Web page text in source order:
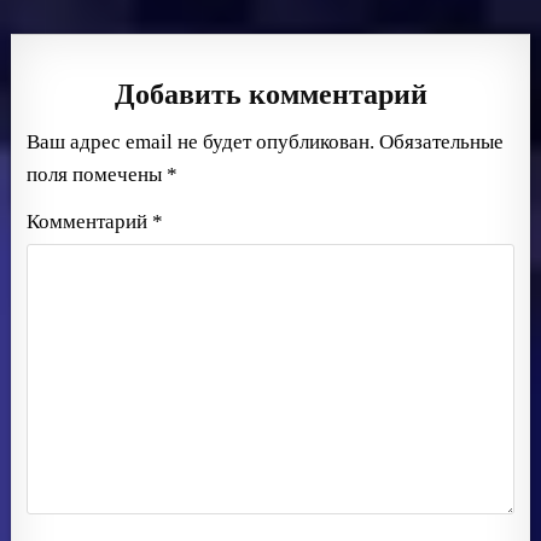
записям
Добавить комментарий
Ваш адрес email не будет опубликован. Обязательные
поля помечены *
Комментарий *